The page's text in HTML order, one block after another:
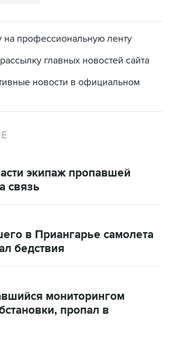
на профессиональную ленту
главных новостей сайта
новости в официальном
экипаж пропавшей
связь
в Приангарье самолета
бедствия
мониторингом
пропал в